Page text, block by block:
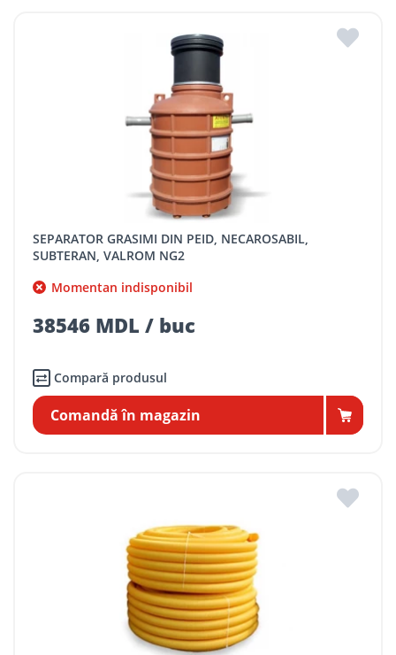
SEPARATOR GRASIMI DIN PEID, NECAROSABIL,
SUBTERAN, VALROM NG2
Momentan indisponibil
38546 MDL / buc
Compară produsul
Comandă în magazin